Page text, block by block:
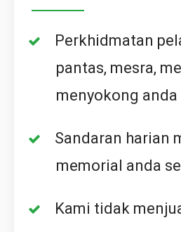
Perkhidmatan
pantas, mesra,
menyokong anda
Sandaran harian
memorial anda
Kami tidak